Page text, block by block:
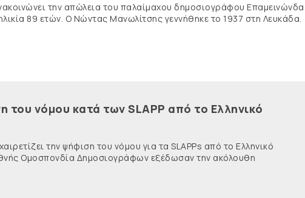
την απώλεια του παλαίμαχου δημοσιογράφου Επαμεινώνδα
89 ετών. Ο Νώντας Μανωλίτσης γεννήθηκε το 1937 στη Λευκάδα.
του νόμου κατά των SLAPP από το Ελληνικό
την ψήφιση του νόμου για τα SLAPPs από το Ελληνικό
Ομοσπονδία Δημοσιογράφων εξέδωσαν την ακόλουθη